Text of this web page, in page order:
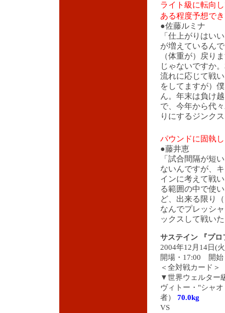
ライト級に転向
ある程度予想で
●佐藤ルミナ
「仕上がりはい
が増えているん
（体重が）戻り
じゃないですか
流れに応じて戦
をしてますが）
ん。年末は負け
で、今年から代
りにするジンク
パウンドに固執
●藤井恵
「試合間隔が短
ないんですが、
インに考えて戦
る範囲の中で使
ど、出来る限り
なんでプレッシ
ックスして戦い
サステイン 『プ
2004年12月14日(
開場・17:00 開始
＜全対戦カード＞
▼世界ウェルター
ヴィトー・"シャ
者） 70.0kg
VS